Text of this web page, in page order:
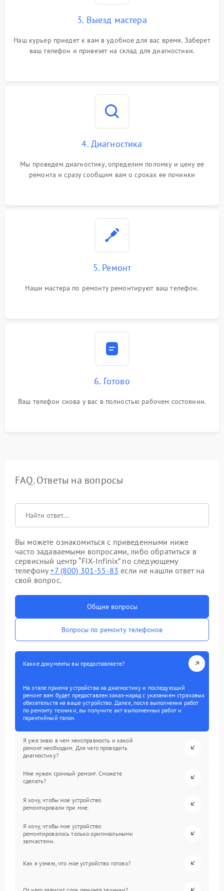
3. Выезд мастера
Наш курьер приедет к вам в удобное для вас время. Заберет
ваш телефон и привезет на склад для диагностики.
4. Диагностика
Мы проведем диагностику, определим поломку и цену ее
ремонта и сразу сообщим вам о сроках ее починки
5. Ремонт
Наши мастера по ремонту ремонтируют ваш телефон.
6. Готово
Ваш телефон снова у вас в полностью рабочем состоянии.
FAQ. Ответы на вопросы
Вы можете ознакомиться с приведенными ниже
часто задаваемыми вопросами, либо обратиться в
сервисный центр “FIX-Infinix” по следующему
телефону+7 (800) 301-55-83 если не нашли ответ на
свой вопрос.
Общие вопросы
Вопросы по ремонту телефонов
Какие документы вы предоставляете?
На этапе приема устройства на диагностику и последующий
ремонт вам будет предоставлен заказ-наряд с указанием страховых
обязательств на ваше устройство. Далее, после выполнения работ
по ремонту техники, вы получите акт выполненных работ и
гарантийный талон.
Я уже знаю в чем неисправность и какой
ремонт необходим. Для чего проводить
диагностику?
Мне нужен срочный ремонт. Сможете
сделать?
Я хочу, чтобы мое устройство
ремонтировали при мне.
Я хочу, чтобы мое устройство
ремонтировалось только оригинальными
запчастями.
Как я узнаю, что мое устройство готово?